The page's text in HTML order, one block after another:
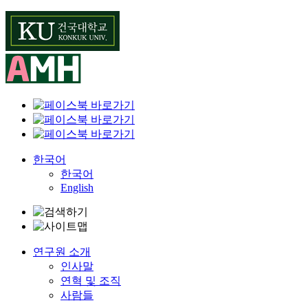
Skip
content
한국어
한국어
English
연구원 소개
인사말
연혁 및 조직
사람들